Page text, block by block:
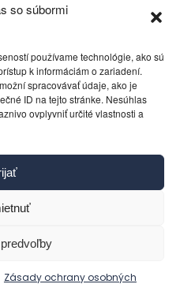
so súbormi
používame technológie, ako sú
k informáciám o zariadení.
spracovávať údaje, ako je
ID na tejto stránke. Nesúhlas
ovplyvniť určité vlastnosti a
Zásady ochrany osobných
údajov